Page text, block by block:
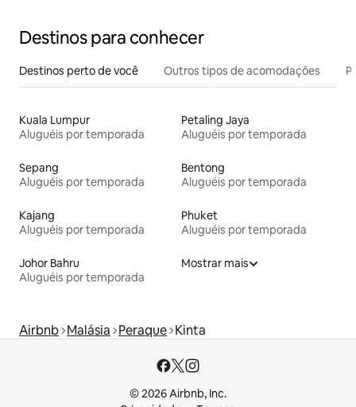
Destinos para conhecer
Destinos perto de você Outros tipos de acomodações
Kuala Lumpur
Aluguéis por temporada
Petaling Jaya
Aluguéis por temporada
Sepang
Aluguéis por temporada
Bentong
Aluguéis por temporada
Kajang
Aluguéis por temporada
Phuket
Aluguéis por temporada
Johor Bahru
Aluguéis por temporada
Mostrar mais
Airbnb Malásia Peraque Kinta
© 2026 Airbnb, Inc.